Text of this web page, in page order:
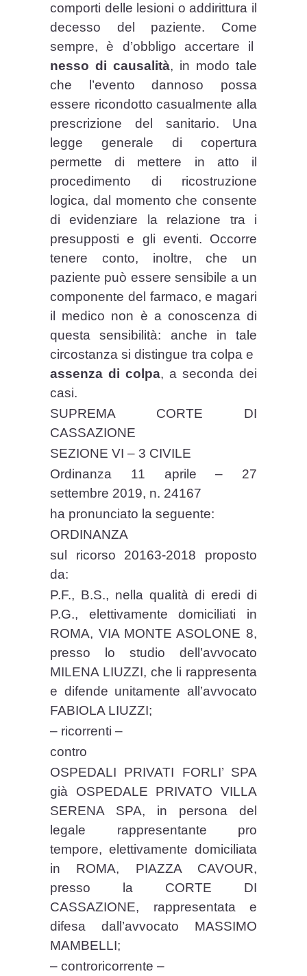
comporti delle lesioni o addirittura il
decesso del paziente. Come
sempre, è d’obbligo accertare il
nesso di causalità, in modo tale
che l’evento dannoso possa
essere ricondotto casualmente alla
prescrizione del sanitario. Una
legge generale di copertura
permette di mettere in atto il
procedimento di ricostruzione
logica, dal momento che consente
di evidenziare la relazione tra i
presupposti e gli eventi. Occorre
tenere conto, inoltre, che un
paziente può essere sensibile a un
componente del farmaco, e magari
il medico non è a conoscenza di
questa sensibilità: anche in tale
circostanza si distingue tra colpa e
assenza di colpa, a seconda dei
casi.
SUPREMA CORTE DI
CASSAZIONE
SEZIONE VI – 3 CIVILE
Ordinanza 11 aprile – 27
settembre 2019, n. 24167
ha pronunciato la seguente:
ORDINANZA
sul ricorso 20163-2018 proposto
da:
P.F., B.S., nella qualità di eredi di
P.G., elettivamente domiciliati in
ROMA, VIA MONTE ASOLONE 8,
presso lo studio dell’avvocato
MILENA LIUZZI, che li rappresenta
e difende unitamente all’avvocato
FABIOLA LIUZZI;
– ricorrenti –
contro
OSPEDALI PRIVATI FORLI’ SPA
già OSPEDALE PRIVATO VILLA
SERENA SPA, in persona del
legale rappresentante pro
tempore, elettivamente domiciliata
in ROMA, PIAZZA CAVOUR,
presso la CORTE DI
CASSAZIONE, rappresentata e
difesa dall’avvocato MASSIMO
MAMBELLI;
– controricorrente –